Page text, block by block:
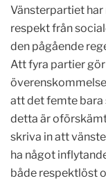
Vänsterpartiet
respekt från
den pågående
Att fyra partier
att det femte bara
detta är
skriva in att
ha något
både respektlöst